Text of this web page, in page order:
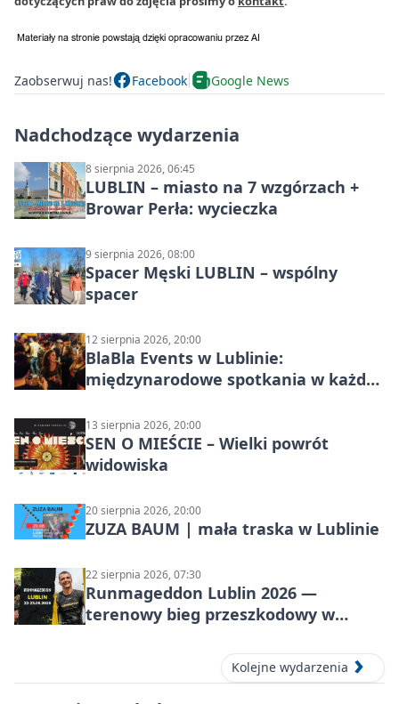
Zaobserwuj nas! Facebook Google News
Nadchodzące wydarzenia
8 sierpnia 2026, 06:45
LUBLIN – miasto na 7 wzgórzach +
Browar Perła: wycieczka
9 sierpnia 2026, 08:00
Spacer Męski LUBLIN – wspólny
spacer
12 sierpnia 2026, 20:00
BlaBla Events w Lublinie:
międzynarodowe spotkania w każdą
13 sierpnia 2026, 20:00
SEN O MIEŚCIE – Wielki powrót
widowiska
20 sierpnia 2026, 20:00
ZUZA BAUM | mała traska w Lublinie
22 sierpnia 2026, 07:30
Runmageddon Lublin 2026 —
terenowy bieg przeszkodowy w
Kolejne wydarzenia